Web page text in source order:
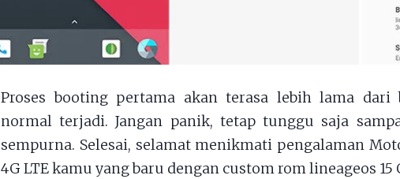
Proses booting pertama akan terasa lebih lama dari
normal terjadi. Jangan panik, tetap tunggu saja
sempurna. Selesai, selamat menikmati pengalaman
4G LTE kamu yang baru dengan custom rom lineageos 15